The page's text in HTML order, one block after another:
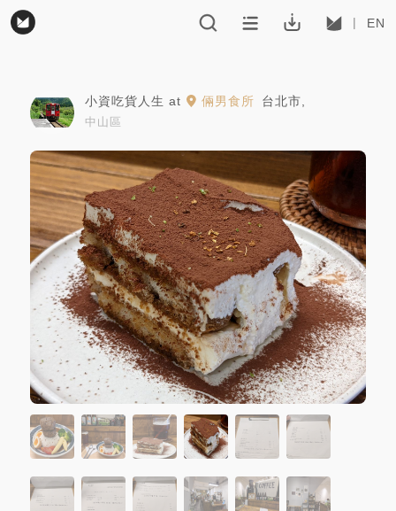
EN
小資吃貨人生 at 倆男食所 台北市
中山區